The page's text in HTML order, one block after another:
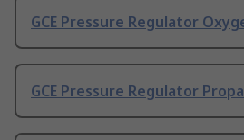
GCE Pressure Regulator
GCE Pressure Regulator